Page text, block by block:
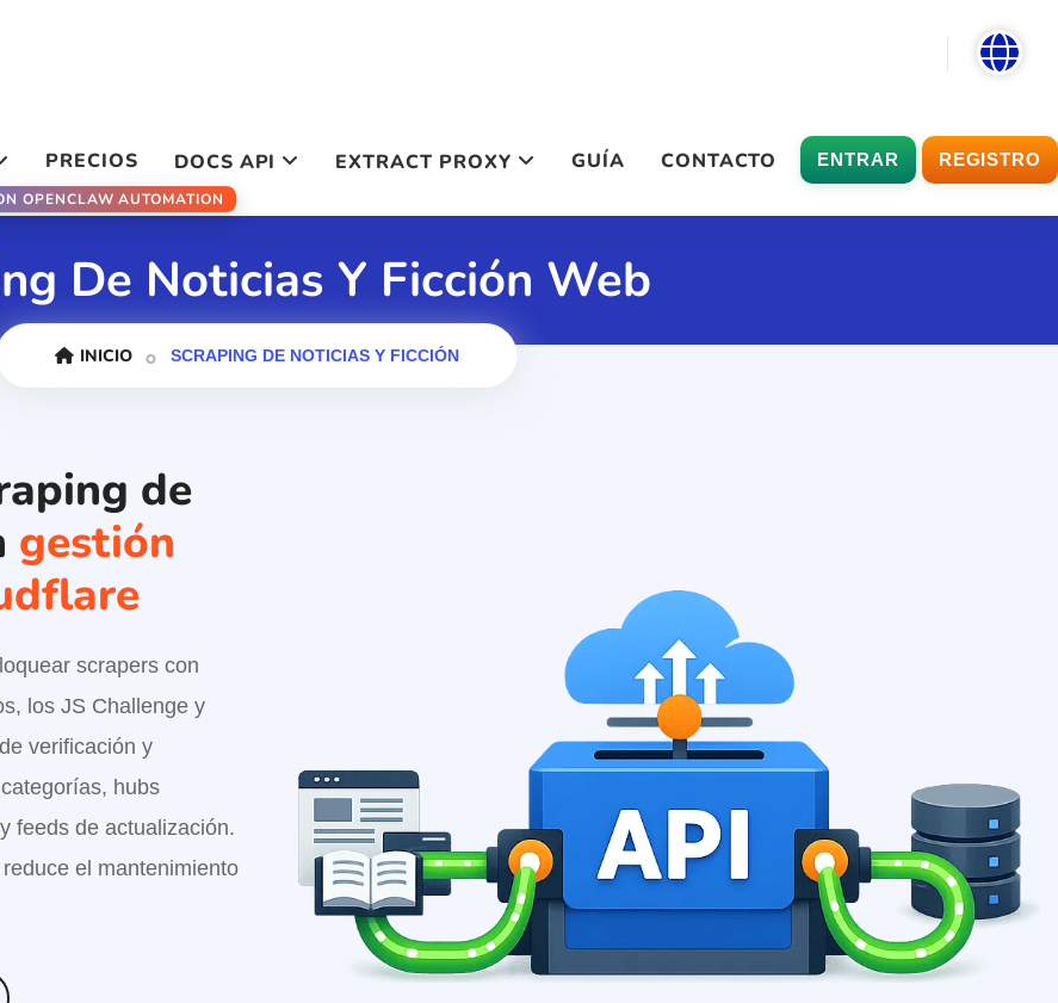
OPENCLAW AUTOMATION
PRECIOS DOCS API EXTRACT PROXY GUÍA CONTACTO ENTRAR REGISTRO
De Noticias Y Ficción Web
INICIO SCRAPING DE NOTICIAS Y FICCIÓN
de
gestión
scrapers con
los JS Challenge y
verificación y
hubs
feeds de actualización.
el mantenimiento